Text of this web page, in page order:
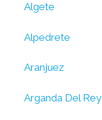
Algete
Alpedrete
Aranjuez
Arganda Del Rey